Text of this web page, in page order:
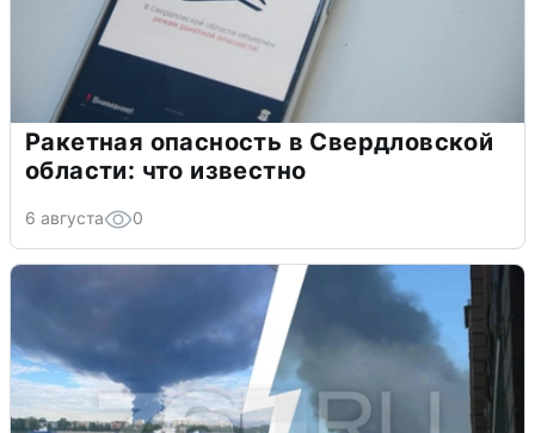
Ракетная опасность в Свердловской
области: что известно
6 августа 0